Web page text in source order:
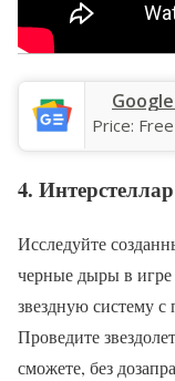
Price: Free
4. Интерстеллар
Исследуйте
черные дыры в игре
звездную систему
Проведите
сможете, без